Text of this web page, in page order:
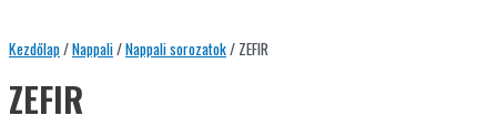
Kezdőlap/Nappali/Nappali sorozatok/ ZEFIR
ZEFIR